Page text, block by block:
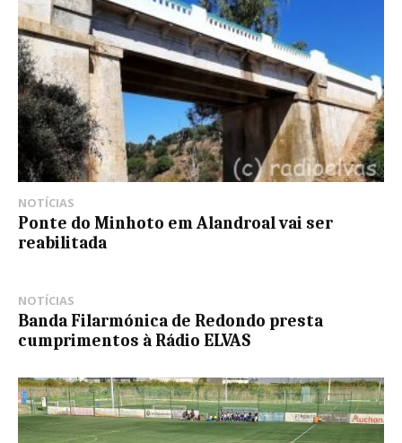
NOTÍCIAS
Ponte do Minhoto em Alandroal vai ser
reabilitada
NOTÍCIAS
Banda Filarmónica de Redondo presta
cumprimentos à Rádio ELVAS